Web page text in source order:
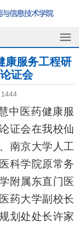
康服务工程研
证会
1444
中医药健康服
证会在我校仙
南京大学人工
科学院原常务
附属东直门医
药大学副校长
划处处长许家